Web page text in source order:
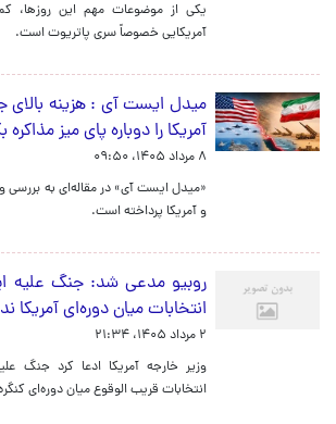
یکی از موضوعات مهم این روزها،
آمریکایی خصوصاً سری پاتریوت است.
میدل ایست آی : هزینه بالای
آمریکا را دوباره پای میز مذاکره
۸ مرداد ۱۴۰۵، ۰۹:۵۰
«میدل ایست آی» در مقاله‌ای به بررسی
و آمریکا پرداخته است.
روبیو مدعی شد: جنگ علیه
انتخابات میان دوره‌ای آمریکا
۲ مرداد ۱۴۰۵، ۲۱:۳۴
وزیر خارجه آمریکا ادعا کرد جنگ
انتخابات قریب الوقوع میان دوره‌ای